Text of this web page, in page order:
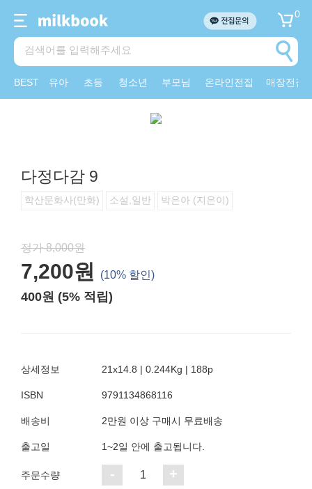
0
BEST 유아 초등 청소년 부모님 온라인전집 매장전집
다정다감 9
학산문화사(만화) 소설,일반 박은아 (지은이)
정가 8,000원
7,200원 (10% 할인)
400원 (5% 적립)
상세정보 21x14.8 | 0.244Kg | 188p
ISBN 9791134868116
배송비 2만원 이상 구매시 무료배송
출고일 1~2일 안에 출고됩니다.
주문수량 - 1 +